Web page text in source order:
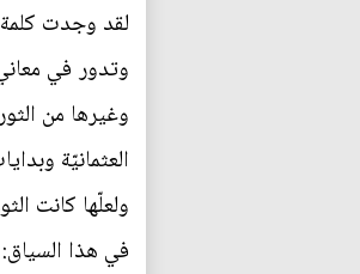
لقد وجدت
وتدور في
وغيرها من
العثمانيّة
في هذا